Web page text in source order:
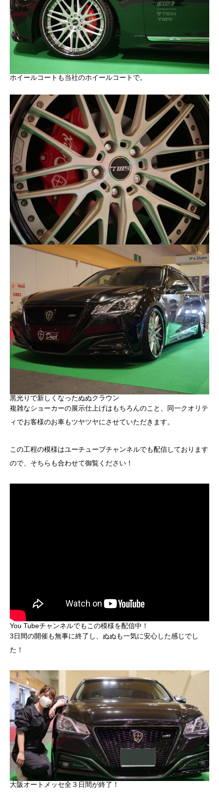
ホイールコートも当社のホイールコートで。
黒光りで新しくなったぬぬクラウン
複雑なショーカーの展示仕上げはもちろんのこと、同一クオリテ
ィでお客様のお車もツヤツヤにさせていただきます。
この工程の模様はユーチューブチャンネルでも配信しております
ので、そちらも合わせて御覧ください！
You Tubeチャンネルでもこの模様を配信中！
3日間の開催も無事に終了し、ぬぬも一気に安心した感じでし
た！
大阪オートメッセ全３日間が終了！